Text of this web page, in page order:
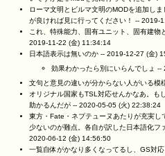
ローマ文明とビルマ文明のMODを追加し
が良ければ見に行ってください！ -- 2019-
これ、特殊能力、固有ユニット、固有建
2019-11-22 (金) 11:34:14
日本語表示は無いのか -- 2019-12-27 (金)
効果わかったら別にいらんでしょ --
文句と意見の違いが分からない人がいる模
オリジナル国家もTSL対応せんかなあ。も
助かるんだが -- 2020-05-05 (火) 22:38:24
東方・Fate・ネプテューヌあたりが充実
少ないのが難点。各自が訳した日本語化フ
2020-06-12 (金) 14:56:50
一覧自体がかなり多くなってるし、GS対